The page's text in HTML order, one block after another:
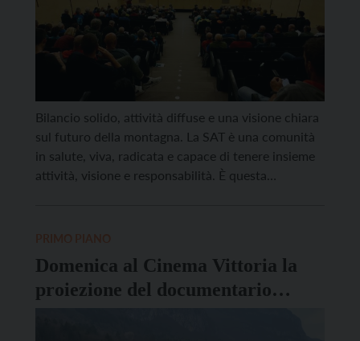
Bilancio solido, attività diffuse e una visione chiara
sul futuro della montagna. La SAT è una comunità
in salute, viva, radicata e capace di tenere insieme
attività, visione e responsabilità. È questa
Domenica al Cinema Vittoria la
proiezione del documentario
dedicato alle 150 puntate di